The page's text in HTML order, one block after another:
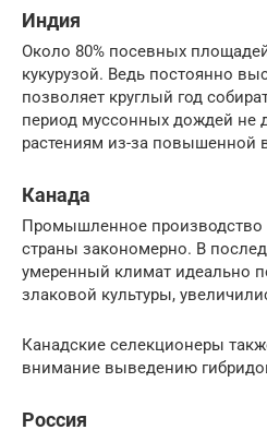
Индия
Около 80% посевных
кукурузой. Ведь постоянно
позволяет круглый год
период муссонных дождей не
растениям из-за повышенной
Канада
Промышленное производство
страны закономерно. В
умеренный климат идеально
злаковой культуры,
Канадские селекционеры
внимание выведению
Россия